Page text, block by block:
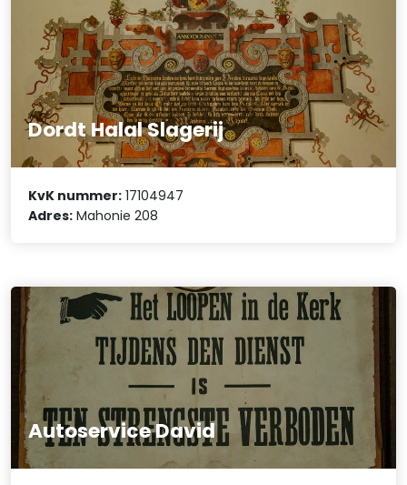
Dordt Halal Slagerij
KvK nummer: 17104947
Adres: Mahonie 208
Autoservice David